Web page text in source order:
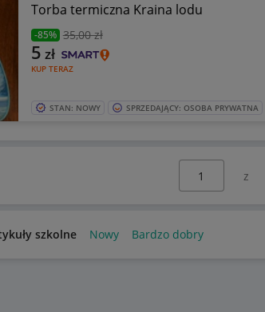
Torba termiczna Kraina lodu
-85% 35,00 zł
KUP TERAZ
5 zł
STAN: NOWY SPRZEDAJĄCY: OSOBA PRYWATNA
z
szkolne Nowy Bardzo dobry